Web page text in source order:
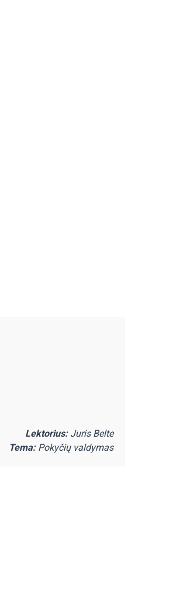
Lektorius:Juris Belte
Tema:Pokyčių valdymas